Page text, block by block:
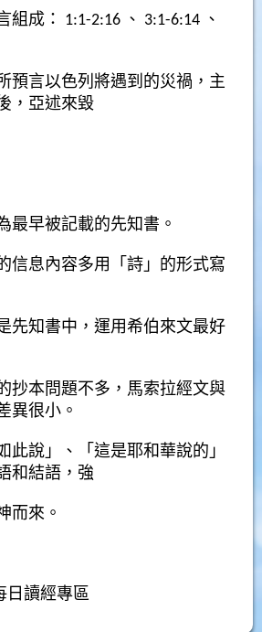
組成： 1:1-2:16 、 3:1-6:14 、
預言以色列將遇到的災禍，主
，亞述來毀
最早被記載的先知書。
信息內容多用「詩」的形式寫
先知書中，運用希伯來文最好
抄本問題不多，馬索拉經文與
異很小。
此說」、「這是耶和華說的」
和結語，強
而來。
日讀經專區